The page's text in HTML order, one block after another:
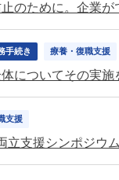
止のために。企業
手続き 療養・復職支援
についてその実施
支援